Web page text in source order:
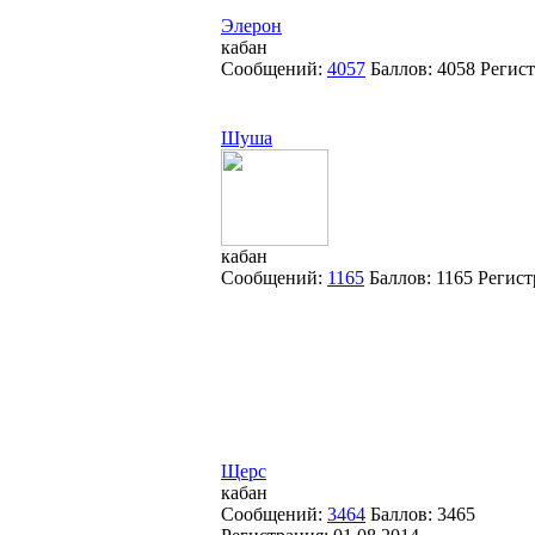
Элерон
кабан
Сообщений: 4057 Баллов: 4058
Шуша
кабан
Сообщений: 1165 Баллов: 1165
Щерс
кабан
Сообщений: 3464 Баллов: 3465